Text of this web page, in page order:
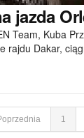
jazda
Team, Kuba
rajdu Dakar,
1